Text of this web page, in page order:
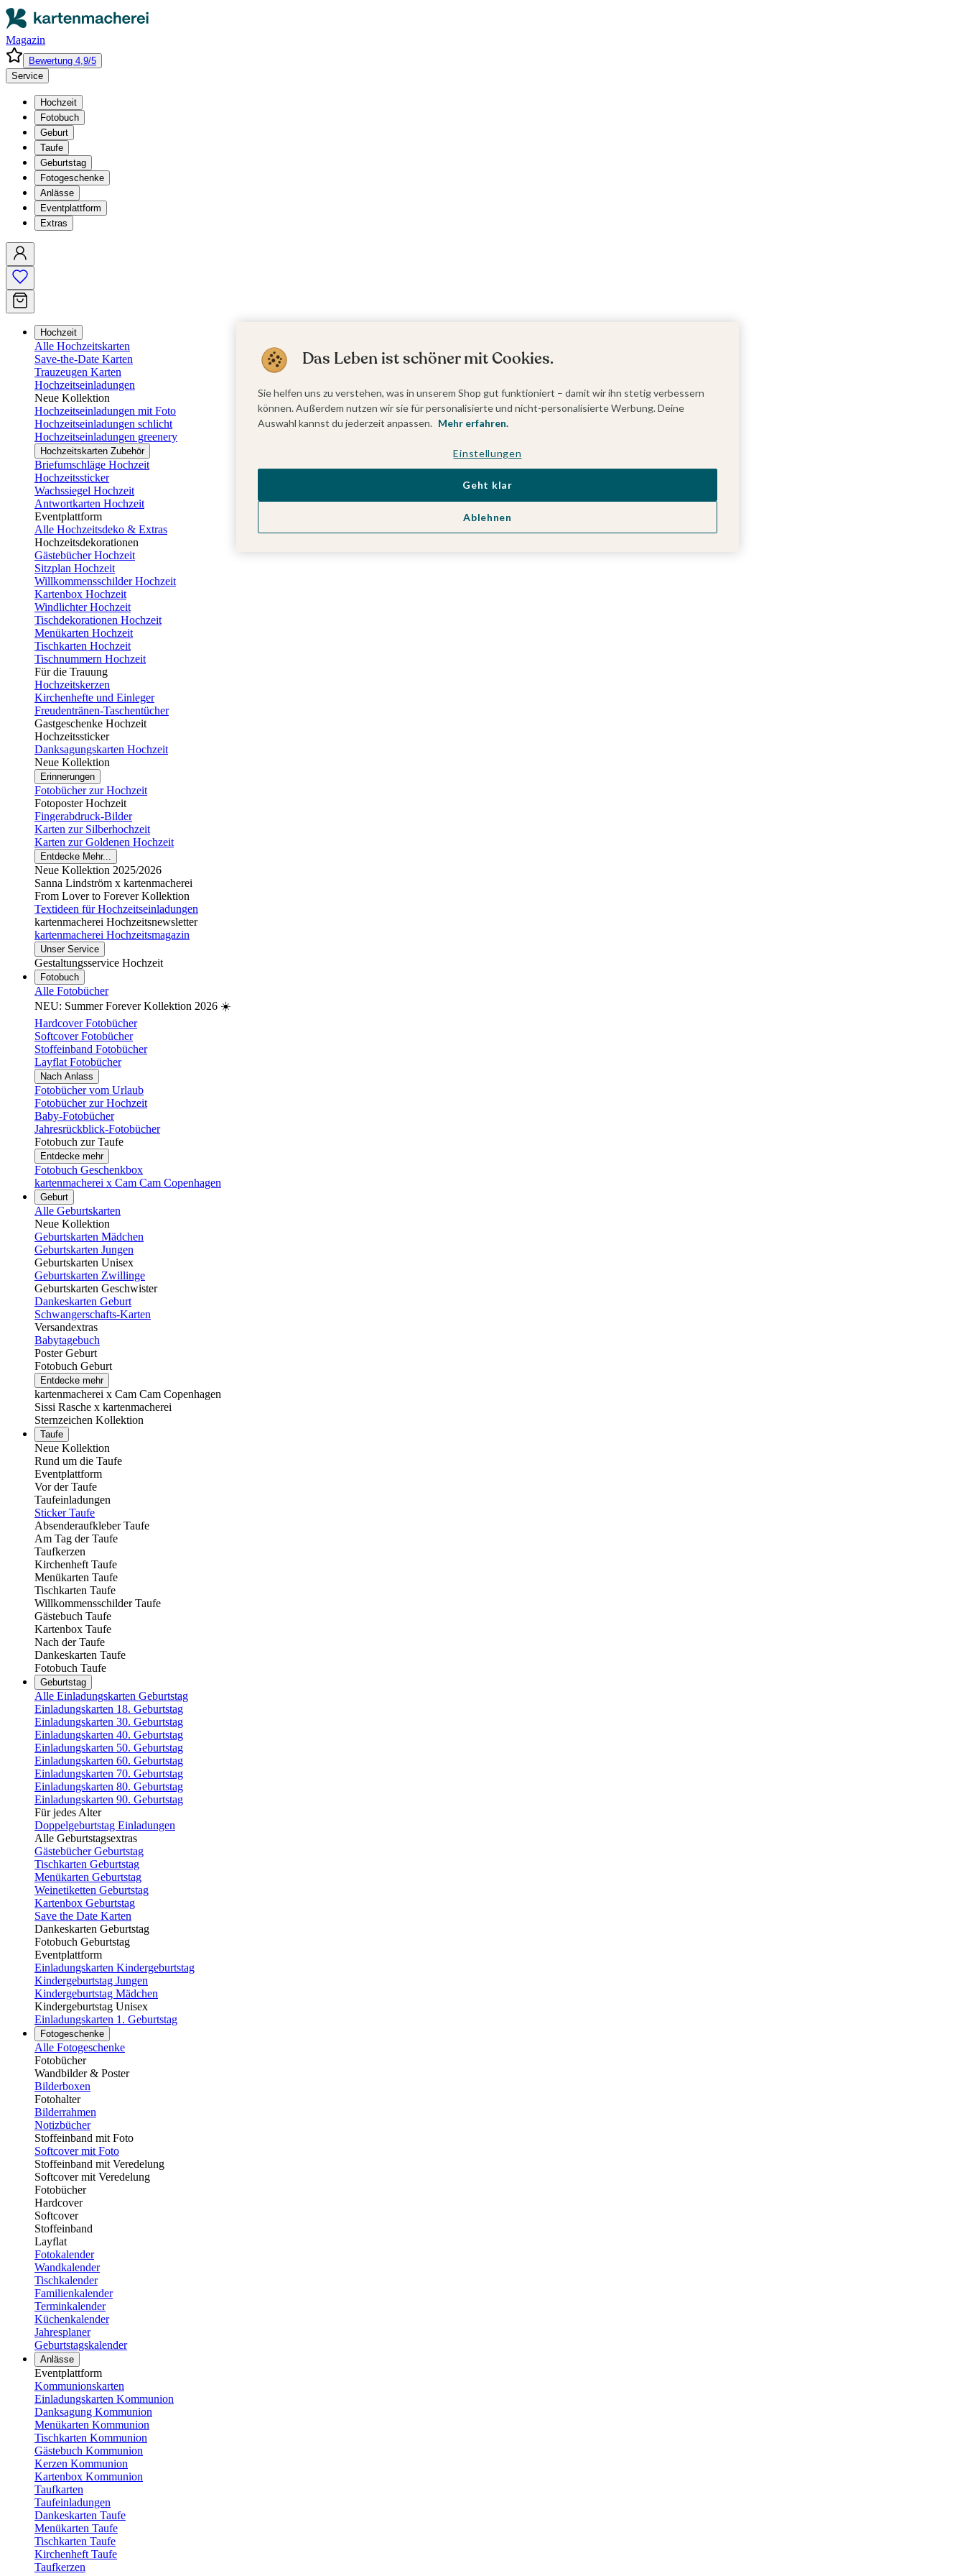
Magazin
Bewertung 4,9/5
Service
Hochzeit
Fotobuch
Geburt
Taufe
Geburtstag
Fotogeschenke
Anlässe
Eventplattform
Extras
Hochzeit
Alle Hochzeitskarten
Save-the-Date Karten
Trauzeugen Karten
Hochzeitseinladungen
Neue Kollektion
Hochzeitseinladungen mit Foto
Hochzeitseinladungen schlicht
Hochzeitseinladungen greenery
Hochzeitskarten Zubehör
Briefumschläge Hochzeit
Hochzeitssticker
Wachssiegel Hochzeit
Antwortkarten Hochzeit
Eventplattform
Alle Hochzeitsdeko & Extras
Hochzeitsdekorationen
Gästebücher Hochzeit
Sitzplan Hochzeit
Willkommensschilder Hochzeit
Kartenbox Hochzeit
Windlichter Hochzeit
Tischdekorationen Hochzeit
Menükarten Hochzeit
Tischkarten Hochzeit
Tischnummern Hochzeit
Für die Trauung
Hochzeitskerzen
Kirchenhefte und Einleger
Freudentränen-Taschentücher
Gastgeschenke Hochzeit
Hochzeitssticker
Danksagungskarten Hochzeit
Neue Kollektion
Erinnerungen
Fotobücher zur Hochzeit
Fotoposter Hochzeit
Fingerabdruck-Bilder
Karten zur Silberhochzeit
Karten zur Goldenen Hochzeit
Entdecke Mehr...
Neue Kollektion 2025/2026
Sanna Lindström x kartenmacherei
From Lover to Forever Kollektion
Textideen für Hochzeitseinladungen
kartenmacherei Hochzeitsnewsletter
kartenmacherei Hochzeitsmagazin
Unser Service
Gestaltungsservice Hochzeit
Fotobuch
Alle Fotobücher
NEU: Summer Forever Kollektion 2026 ☀️
Hardcover Fotobücher
Softcover Fotobücher
Stoffeinband Fotobücher
Layflat Fotobücher
Nach Anlass
Fotobücher vom Urlaub
Fotobücher zur Hochzeit
Baby-Fotobücher
Jahresrückblick-Fotobücher
Fotobuch zur Taufe
Entdecke mehr
Fotobuch Geschenkbox
kartenmacherei x Cam Cam Copenhagen
Geburt
Alle Geburtskarten
Neue Kollektion
Geburtskarten Mädchen
Geburtskarten Jungen
Geburtskarten Unisex
Geburtskarten Zwillinge
Geburtskarten Geschwister
Dankeskarten Geburt
Schwangerschafts-Karten
Versandextras
Babytagebuch
Poster Geburt
Fotobuch Geburt
Entdecke mehr
kartenmacherei x Cam Cam Copenhagen
Sissi Rasche x kartenmacherei
Sternzeichen Kollektion
Taufe
Neue Kollektion
Rund um die Taufe
Eventplattform
Vor der Taufe
Taufeinladungen
Sticker Taufe
Absenderaufkleber Taufe
Am Tag der Taufe
Taufkerzen
Kirchenheft Taufe
Menükarten Taufe
Tischkarten Taufe
Willkommensschilder Taufe
Gästebuch Taufe
Kartenbox Taufe
Nach der Taufe
Dankeskarten Taufe
Fotobuch Taufe
Geburtstag
Alle Einladungskarten Geburtstag
Einladungskarten 18. Geburtstag
Einladungskarten 30. Geburtstag
Einladungskarten 40. Geburtstag
Einladungskarten 50. Geburtstag
Einladungskarten 60. Geburtstag
Einladungskarten 70. Geburtstag
Einladungskarten 80. Geburtstag
Einladungskarten 90. Geburtstag
Für jedes Alter
Doppelgeburtstag Einladungen
Alle Geburtstagsextras
Gästebücher Geburtstag
Tischkarten Geburtstag
Menükarten Geburtstag
Weinetiketten Geburtstag
Kartenbox Geburtstag
Save the Date Karten
Dankeskarten Geburtstag
Fotobuch Geburtstag
Eventplattform
Einladungskarten Kindergeburtstag
Kindergeburtstag Jungen
Kindergeburtstag Mädchen
Kindergeburtstag Unisex
Einladungskarten 1. Geburtstag
Fotogeschenke
Alle Fotogeschenke
Fotobücher
Wandbilder & Poster
Bilderboxen
Fotohalter
Bilderrahmen
Notizbücher
Stoffeinband mit Foto
Softcover mit Foto
Stoffeinband mit Veredelung
Softcover mit Veredelung
Fotobücher
Hardcover
Softcover
Stoffeinband
Layflat
Fotokalender
Wandkalender
Tischkalender
Familienkalender
Terminkalender
Küchenkalender
Jahresplaner
Geburtstagskalender
Anlässe
Eventplattform
Kommunionskarten
Einladungskarten Kommunion
Danksagung Kommunion
Menükarten Kommunion
Tischkarten Kommunion
Gästebuch Kommunion
Kerzen Kommunion
Kartenbox Kommunion
Taufkarten
Taufeinladungen
Dankeskarten Taufe
Menükarten Taufe
Tischkarten Taufe
Kirchenheft Taufe
Taufkerzen
Das Leben ist schöner mit Cookies.
Sie helfen uns zu verstehen, was in unserem Shop gut funktioniert – damit wir ihn stetig verbessern
können. Außerdem nutzen wir sie für personalisierte und nicht-personalisierte Werbung. Deine
Auswahl kannst du jederzeit anpassen. Mehr erfahren.
Einstellungen
Ablehnen
Geht klar